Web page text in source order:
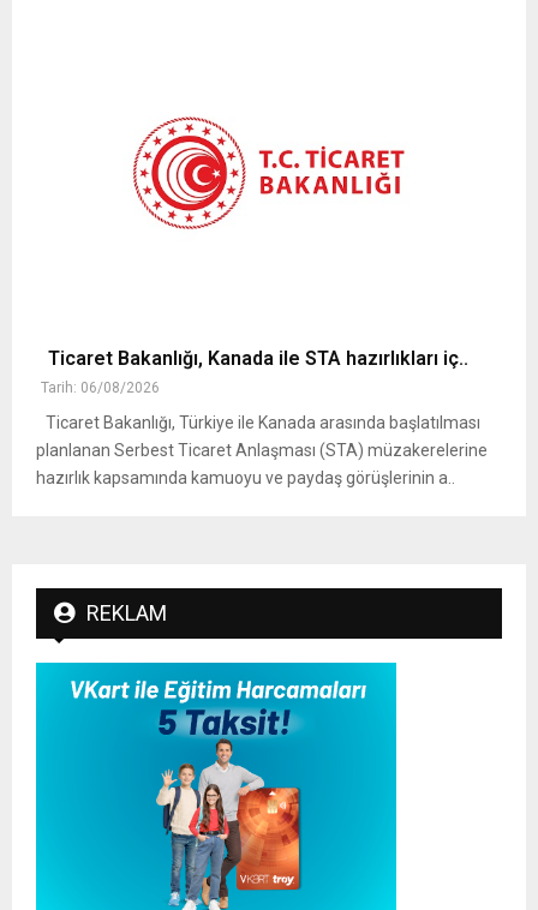
Ticaret Bakanlığı, Kanada ile STA hazırlıkları iç..
Tarih: 06/08/2026
Ticaret Bakanlığı, Türkiye ile Kanada arasında başlatılması
planlanan Serbest Ticaret Anlaşması (STA) müzakerelerine
hazırlık kapsamında kamuoyu ve paydaş görüşlerinin a..
REKLAM